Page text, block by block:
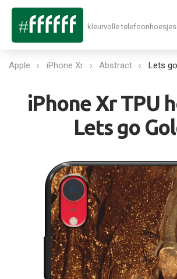
kleurvolle telefoonhoesjes
Apple iPhone Xr Abstract Lets
iPhone Xr TPU
Lets go